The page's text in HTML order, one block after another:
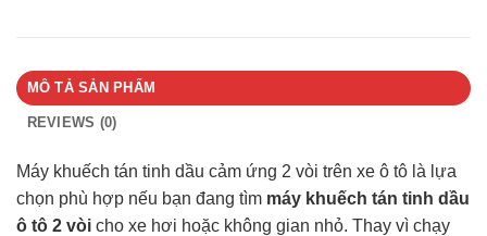
MÔ TẢ SẢN PHẨM
REVIEWS (0)
Máy khuếch tán tinh dầu cảm ứng 2 vòi trên xe ô tô là lựa
chọn phù hợp nếu bạn đang tìm máy khuếch tán tinh dầu
ô tô 2 vòi cho xe hơi hoặc không gian nhỏ. Thay vì chạy